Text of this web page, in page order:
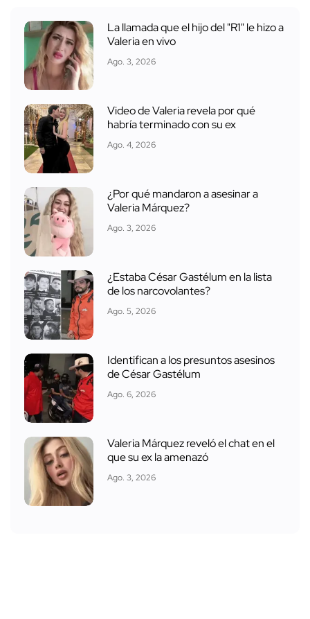
La llamada que el hijo del "R1" le hizo a
Valeria en vivo
Ago. 3, 2026
Video de Valeria revela por qué
habría terminado con su ex
Ago. 4, 2026
¿Por qué mandaron a asesinar a
Valeria Márquez?
Ago. 3, 2026
¿Estaba César Gastélum en la lista
de los narcovolantes?
Ago. 5, 2026
Identifican a los presuntos asesinos
de César Gastélum
Ago. 6, 2026
Valeria Márquez reveló el chat en el
que su ex la amenazó
Ago. 3, 2026